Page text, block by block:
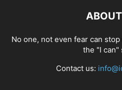
No one, not even fear can
the "I can"
Contact us: